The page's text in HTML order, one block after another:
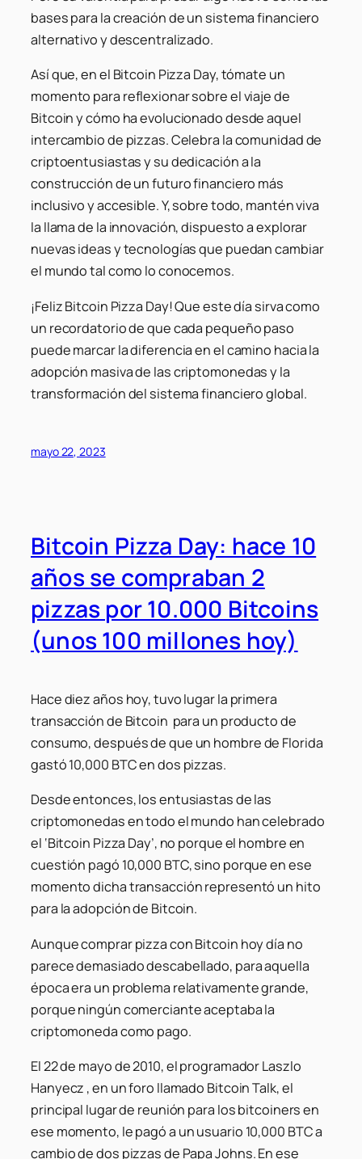
bases para la creación de un sistema financiero
alternativo y descentralizado.
Así que, en el Bitcoin Pizza Day, tómate un
momento para reflexionar sobre el viaje de
Bitcoin y cómo ha evolucionado desde aquel
intercambio de pizzas. Celebra la comunidad de
criptoentusiastas y su dedicación a la
construcción de un futuro financiero más
inclusivo y accesible. Y, sobre todo, mantén viva
la llama de la innovación, dispuesto a explorar
nuevas ideas y tecnologías que puedan cambiar
el mundo tal como lo conocemos.
¡Feliz Bitcoin Pizza Day! Que este día sirva como
un recordatorio de que cada pequeño paso
puede marcar la diferencia en el camino hacia la
adopción masiva de las criptomonedas y la
transformación del sistema financiero global.
mayo 22, 2023
Bitcoin Pizza Day: hace 10
años se compraban 2
pizzas por 10.000 Bitcoins
(unos 100 millones hoy)
Hace diez años hoy, tuvo lugar la primera
transacción de Bitcoin para un producto de
consumo, después de que un hombre de Florida
gastó 10,000 BTC en dos pizzas.
Desde entonces, los entusiastas de las
criptomonedas en todo el mundo han celebrado
el ‘Bitcoin Pizza Day’, no porque el hombre en
cuestión pagó 10,000 BTC, sino porque en ese
momento dicha transacción representó un hito
para la adopción de Bitcoin.
Aunque comprar pizza con Bitcoin hoy día no
parece demasiado descabellado, para aquella
época era un problema relativamente grande,
porque ningún comerciante aceptaba la
criptomoneda como pago.
El 22 de mayo de 2010, el programador Laszlo
Hanyecz , en un foro llamado Bitcoin Talk, el
principal lugar de reunión para los bitcoiners en
ese momento, le pagó a un usuario 10,000 BTC a
cambio de dos pizzas de Papa Johns. En ese